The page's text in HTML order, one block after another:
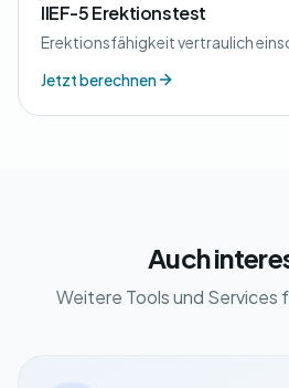
IIEF-5 Erektionstest
Erektionsfähigkeit vertraulich
Jetzt berechnen
Auch
Weitere Tools und Services